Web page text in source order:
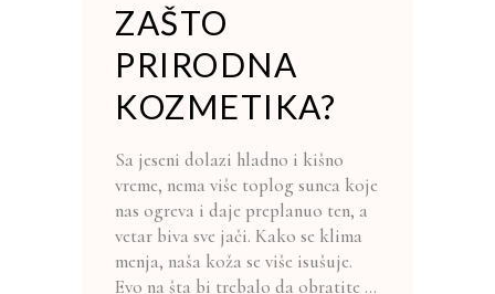
ZAŠTO
PRIRODNA
KOZMETIKA?
Sa jeseni dolazi hladno i kišno
vreme, nema više toplog sunca koje
nas ogreva i daje preplanuo ten, a
vetar biva sve jači. Kako se klima
menja, naša koža se više isušuje.
Evo na šta bi trebalo da obratite